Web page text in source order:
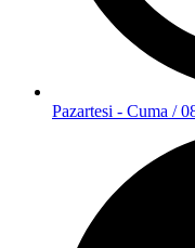
Pazartesi - Cuma /